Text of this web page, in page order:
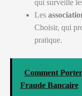
qui surveille
Les
Choisir, qui
pratique.
Comment
Fraude Bancaire